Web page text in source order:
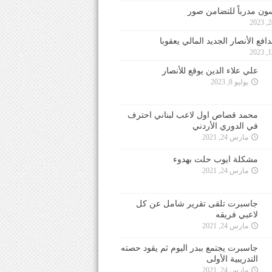
مدرباً للتضامن صور
الأنصار الجديد المالي يعقوبا
علي علاء الدين يوقع للأنصار
يوليو 8, 2023
محمد قصاص اول لاعب لبناني احترف
في الدوري الأردني
مارس 24, 2021
مشكلة ايوب حلت بهدوء
مارس 24, 2021
جاسبرت تلقى تقرير شامل عن كل
لاعبي فريقه
مارس 24, 2021
جاسبرت يجتمع ببدر اليوم ثم يقود حصته
التدريبية الأولى
مارس 24, 2021